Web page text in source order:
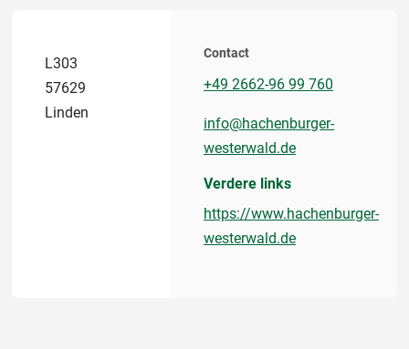
L303
57629
Linden
Contact
+49 2662-96 99 760
info@hachenburger-
westerwald.de
Verdere links
https://www.hachenburger-
westerwald.de